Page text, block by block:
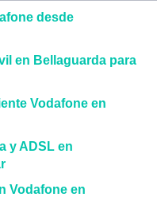
desde
en Bellaguarda para
Vodafone en
y ADSL en
Vodafone en